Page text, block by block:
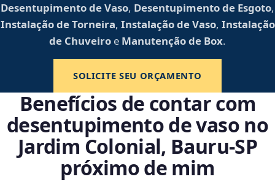
Desentupimento de Vaso, Desentupimento de Esgoto,
Instalação de Torneira, Instalação de Vaso, Instalação
de Chuveiro e Manutenção de Box.
SOLICITE SEU ORÇAMENTO
Benefícios de contar com
desentupimento de vaso no
Jardim Colonial, Bauru‑SP
próximo de mim